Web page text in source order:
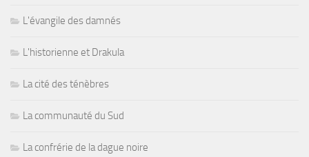
L'évangile des damnés
L'historienne et Drakula
La cité des ténèbres
La communauté du Sud
La confrérie de la dague noire